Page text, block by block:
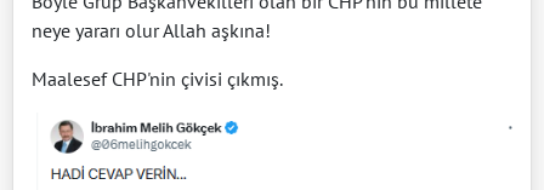
neye yararı olur Allah aşkına!
Maalesef CHP'nin çivisi çıkmış.